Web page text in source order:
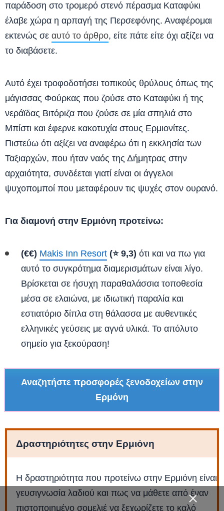
παράδοση στο τρομερό στενό πέρασμα Καταφύκι
έλαβε χώρα η αρπαγή της Περσεφόνης. Αναφέρομαι
εκτενώς σε αυτό το άρθρο, είτε πάτε είτε όχι αξίζει να
το διαβάσετε.
Αυτό έχει τροφοδοτήσει τοπικούς θρύλους όπως της
μάγισσας Φούρκας που ζούσε στο Καταφύκι ή της
νεράϊδας Βιτόριζα που ζούσε σε μία σπηλιά στο
Μπίστι και έφερνε κακοτυχία στους Ερμιονίτες.
Πιστεύω ότι αξίζει να αναφέρω ότι η εκκλησία των
Ταξιαρχών, που ήταν ναός της Δήμητρας στην
αρχαιότητα, συνδέεται γιατί είναι οι άγγελοι
ψυχοπομποί που μεταφέρουν τις ψυχές στον ουρανό.
Για διαμονή στην Ερμιόνη προτείνω:
(€€) Makis Inn Resort (⭐ 9,3) ότι και να πω για
αυτό το συγκρότημα διαμερισμάτων είναι λίγο.
Βρίσκεται σε ήσυχη παραθαλάσσια τοποθεσία
μέσα σε ελαιώνα, με ιδιωτική παραλία και
εστιατόριο δίπλα στη θάλασσα με αυθεντικές
ελληνικές γεύσεις με αγνά υλικά. Το απόλυτο
σημείο για ξεκούραση!
Αναζητήστε προσφορές ξενοδοχείων στην
Ερμόνη
Δραστηριότητες στην Ερμιόνη
Η δραστηριότητα που προτείνω στην Ερμιόνη είναι
γευσιγνωσία λαδιού και πως να μάθετε από έναν
πιστοποιημένο σομελιέ να ξεχωρίζετε το καλό